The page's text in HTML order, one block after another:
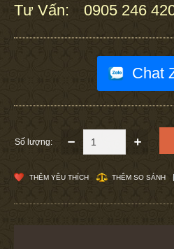
Tư Vấn: 0905 246
Chat
Số lượng:
THÊM YÊU THÍCH THÊM SO SÁNH